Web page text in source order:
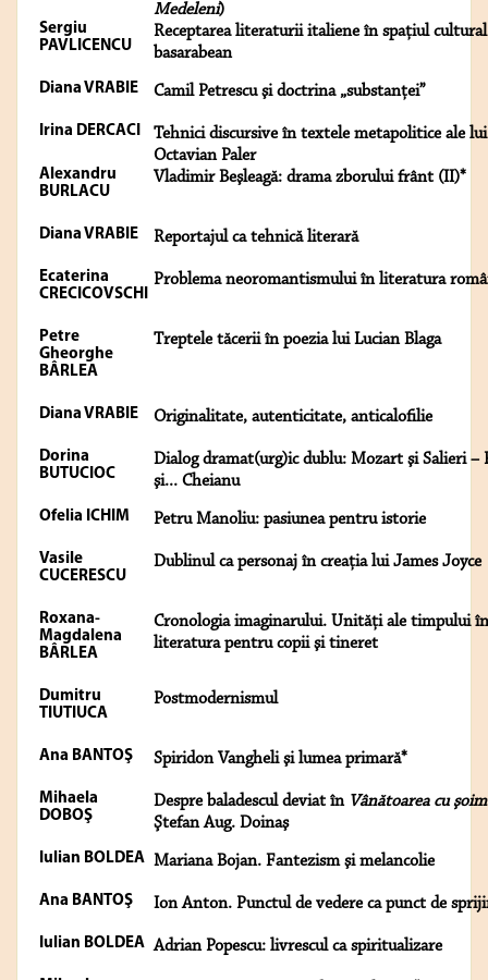
Medeleni)
Sergiu
PAVLICENCU
Receptarea literaturii italiene în spaţiul cultural
basarabean
Diana VRABIE Camil Petrescu şi doctrina „substanţei”
Irina DERCACI
Tehnici discursive în textele metapolitice ale lui
Octavian Paler
Alexandru
BURLACU
Vladimir Beşleagă: drama zborului frânt (II)*
Diana VRABIE Reportajul ca tehnică literară
Ecaterina
CRECICOVSCHI
Problema neoromantismului în literatura
Petre
Gheorghe
BÂRLEA
Treptele tăcerii în poezia lui Lucian Blaga
Diana VRABIE Originalitate, autenticitate, anticalofilie
Dorina
BUTUCIOC
Dialog dramat(urg)ic dublu: Mozart şi Salieri –
şi... Cheianu
Ofelia ICHIM Petru Manoliu: pasiunea pentru istorie
Vasile
CUCERESCU
Dublinul ca personaj în creaţia lui James Joyce
Roxana-
Magdalena
BÂRLEA
Cronologia imaginarului. Unităţi ale timpului în
literatura pentru copii şi tineret
Dumitru
TIUTIUCA
Postmodernismul
Ana BANTOŞ Spiridon Vangheli şi lumea primară*
Mihaela
DOBOŞ
Despre baladescul deviat în Vânătoarea cu şoim
Ştefan Aug. Doinaş
Iulian BOLDEA Mariana Bojan. Fantezism şi melancolie
Ana BANTOŞ Ion Anton. Punctul de vedere ca punct de
Iulian BOLDEA Adrian Popescu: livrescul ca spiritualizare